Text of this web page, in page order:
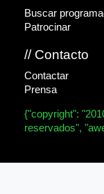
Buscar
Patrocinar
// Contacto
Contactar
Prensa
{"copyright":
reservados",